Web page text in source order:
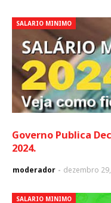
SALARIO MINIMO
Governo Publica
2024.
moderador dezembro
SALARIO MINIMO